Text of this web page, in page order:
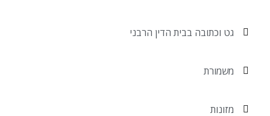
גט וכתובה בבית הדין הרבני
משמורת
מזונות